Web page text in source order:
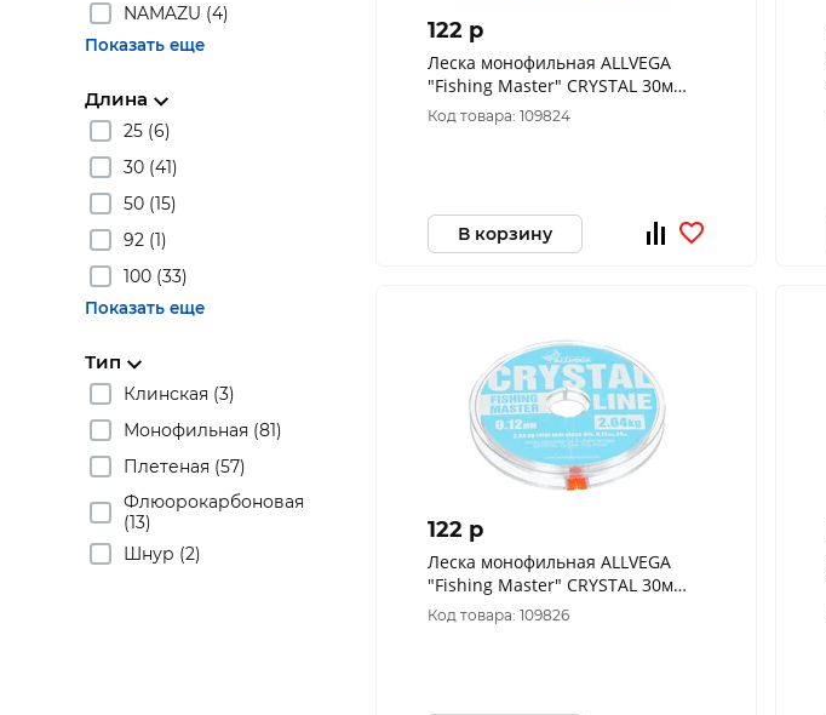
NAMAZU (4)
Показать еще
Длина
25 (6)
30 (41)
50 (15)
92 (1)
100 (33)
Показать еще
Тип
Клинская (3)
Монофильная (81)
Плетеная (57)
Флюорокарбоновая
(13)
Шнур (2)
122 p
Леска монофильная ALLVEGA
"Fishing Master" CRYSTAL 30м
0,08мм (0,87кг)
Код товара: 109824
В корзину
122 p
Леска монофильная ALLVEGA
"Fishing Master" CRYSTAL 30м
0,12мм (2,04кг)
Код товара: 109826